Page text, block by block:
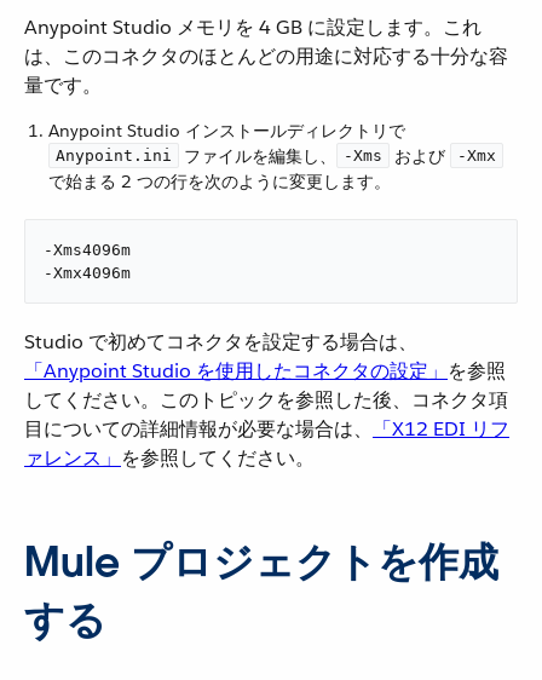
Anypoint Studio メモリを 4 GB に設定します。これ
は、このコネクタのほとんどの用途に対応する十分な容
量です。
Anypoint Studio インストールディレクトリで ​
Anypoint.ini ​ ファイルを編集し、​ -Xms ​ および ​ -Xmx
で始まる 2 つの行を次のように変更します。
-Xms4096m
-Xmx4096m
Studio で初めてコネクタを設定する場合は、​
「Anypoint Studio を使用したコネクタの設定」 ​を参照
してください。このトピックを参照した後、コネクタ項
目についての詳細情報が必要な場合は、​
「X12 EDI リフ
ァレンス」 ​を参照してください。
Mule プロジェクトを作成
する